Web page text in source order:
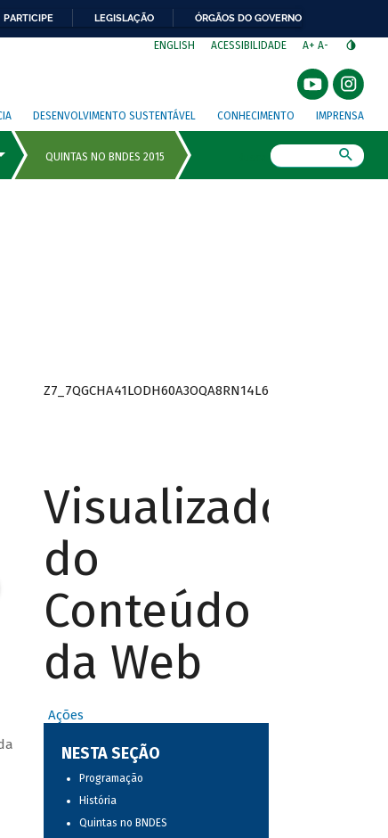
PARTICIPE LEGISLAÇÃO ÓRGÃOS DO GOVERNO
ENGLISH ACESSIBILIDADE A+ A-
DESENVOLVIMENTO SUSTENTÁVEL CONHECIMENTO IMPRENSA
Z7_7QGCHA41LODH60A3OQA8RN14L6
Visualizador
do
Conteúdo
da Web
Ações
NESTA SEÇÃO
Programação
História
Quintas no BNDES